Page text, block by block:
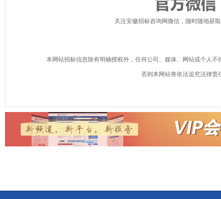
关注安徽招标咨询网微信，随时随地获
本网站招标信息除有明确授权外，任何公司、媒体、网站或个人
否则本网站将依法追究法律责